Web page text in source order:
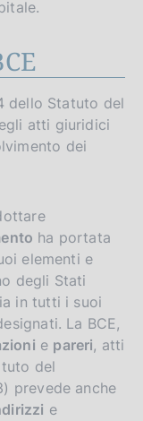
dello Statuto del
atti giuridici
dei
ha portata
elementi e
degli Stati
in tutti i suoi
La BCE,
e pareri, atti
del
prevede anche
e